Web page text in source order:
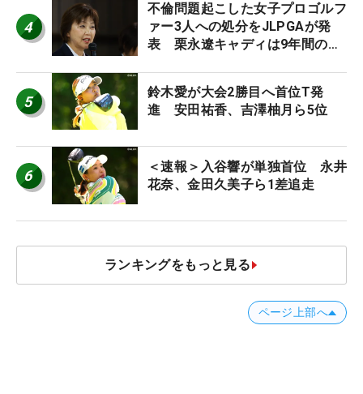
4
不倫問題起こした女子プロゴルフ
ァー3人への処分をJLPGAが発
表 栗永遼キャディは9年間の立
5
鈴木愛が大会2勝目へ首位T発
進 安田祐香、吉澤柚月ら5位
6
＜速報＞入谷響が単独首位 永井
花奈、金田久美子ら1差追走
ランキングをもっと見る
ページ上部へ